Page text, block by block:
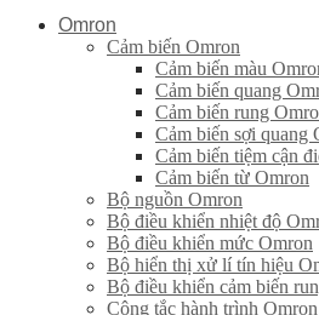
Omron
Cảm biến Omron
Cảm biến màu
Cảm biến quang
Cảm biến rung
Cảm biến sợi quang
Cảm biến tiệm cận
Cảm biến từ Omron
Bộ nguồn Omron
Bộ điều khiển nhiệt độ
Bộ điều khiển mức Omron
Bộ hiển thị xử lí tín hiệu
Bộ điều khiển cảm biến
Công tắc hành trình Omron